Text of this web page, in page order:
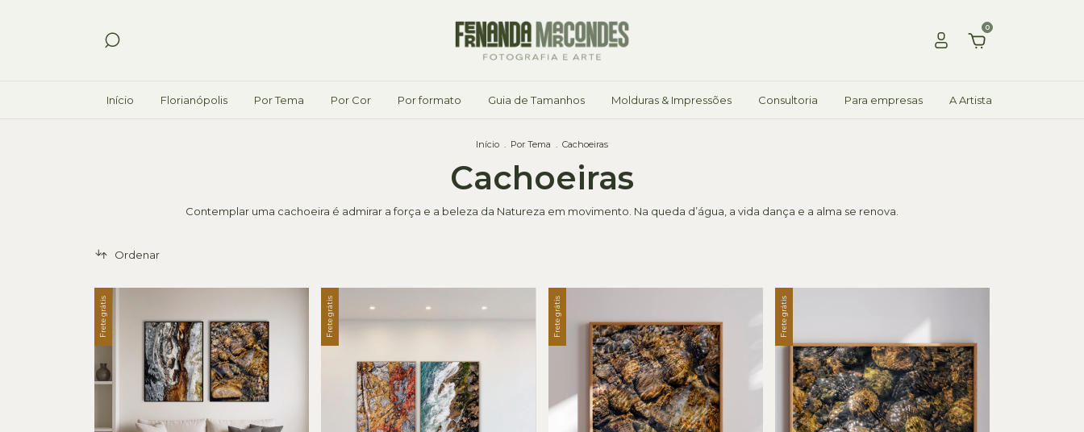
0
Início Florianópolis Por Tema Por Cor Por formato Guia de Tamanhos Molduras & Impressões Consultoria Para empresas A Artista
Início . Por Tema . Cachoeiras
Cachoeiras
Contemplar uma cachoeira é admirar a força e a beleza da Natureza em movimento. Na queda d’água, a vida dança e a alma se renova.
Ordenar
Frete grátis Frete grátis Frete grátis Frete grátis